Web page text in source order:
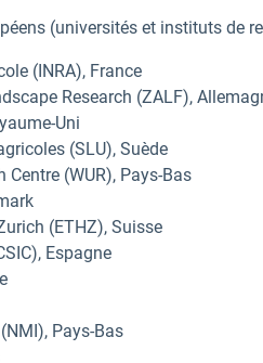
(universités et instituts de
(INRA), France
Research (ZALF),
Uni
(SLU), Suède
(WUR), Pays-Bas
(ETHZ), Suisse
Espagne
Pays-Bas